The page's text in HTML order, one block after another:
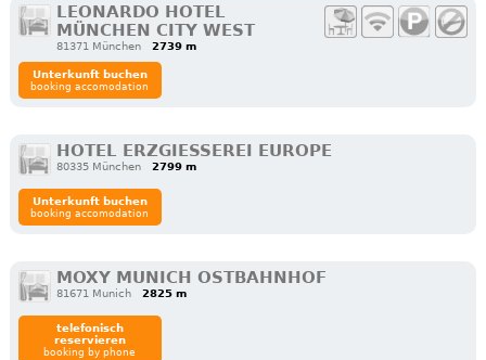
LEONARDO HOTEL
MÜNCHEN CITY WEST
81371 München 2739 m
Unterkunft buchen
booking accomodation
HOTEL ERZGIESSEREI EUROPE
80335 München 2799 m
Unterkunft buchen
booking accomodation
MOXY MUNICH OSTBAHNHOF
81671 Munich 2825 m
telefonisch
reservieren
booking by phone